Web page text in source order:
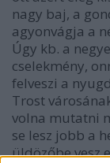
nagy baj, a
agyonvágja a
Úgy kb. a
cselekmény,
felveszi a
Trost
volna mutatni
se lesz jobb a
üldözőbe vesz